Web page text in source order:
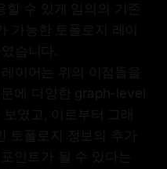
할 수 있게 임의의 기존
가능한 토폴로지 레이
습니다.
이어는 위의 이점들을
에 다양한 graph-level
였고, 이로부터 그래
토폴로지 정보의 추가
인트가 될 수 있다는